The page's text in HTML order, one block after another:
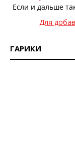
Для
ГАРИКИ